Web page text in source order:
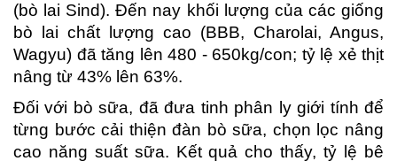
(bò lai Sind). Đến nay khối lượng của các giống
bò lai chất lượng cao (BBB, Charolai, Angus,
Wagyu) đã tăng lên 480 - 650kg/con; tỷ lệ xẻ thịt
nâng từ 43% lên 63%.
Đối với bò sữa, đã đưa tinh phân ly giới tính để
từng bước cải thiện đàn bò sữa, chọn lọc nâng
cao năng suất sữa. Kết quả cho thấy, tỷ lệ bê